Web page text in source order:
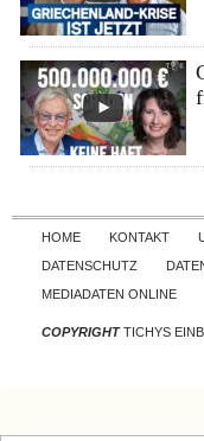
HOME KONTAKT
DATENSCHUTZ
MEDIADATEN ONLINE
COPYRIGHTTICHYS